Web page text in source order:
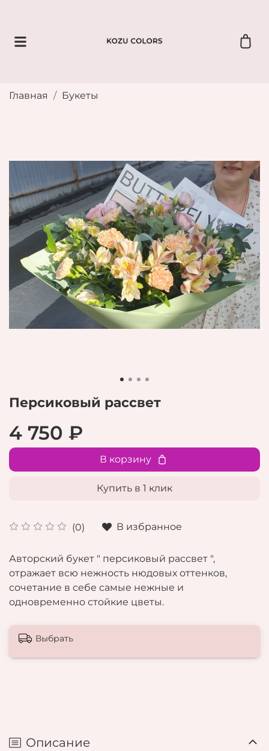
Главная Букеты
Персиковый рассвет
(0) В избранное
4 750 ₽
В корзину
Купить в 1 клик
Авторский букет " персиковый рассвет ",
отражает всю нежность нюдовых оттенков,
сочетание в себе самые нежные и
одновременно стойкие цветы.
Выбрать
Описание